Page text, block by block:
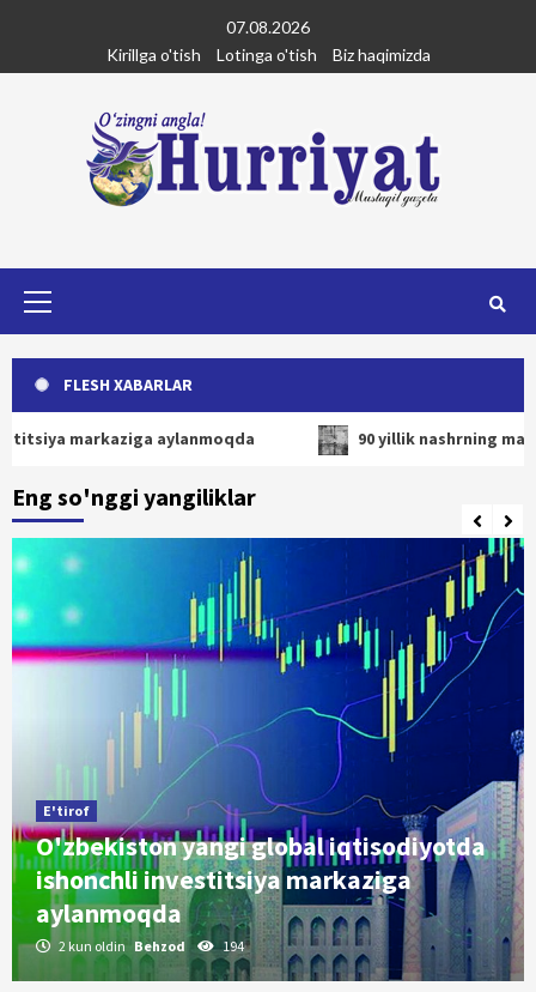
content
07.08.2026
Kirillga o'tish
Lotinga o'tish Biz haqimizda
FLESH XABARLAR
markaziga aylanmoqda 90 yillik nashrning mayog'i
Eng so'nggi yangiliklar
E'tirof
O'zbekiston yangi global iqtisodiyotda
ishonchli investitsiya markaziga
aylanmoqda
2 kun oldin Behzod 194